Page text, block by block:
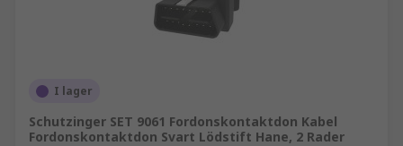
I lager
Schutzinger SET 9061 Fordonskontaktdon Kabel
Fordonskontaktdon Svart Lödstift Hane, 2 Rader